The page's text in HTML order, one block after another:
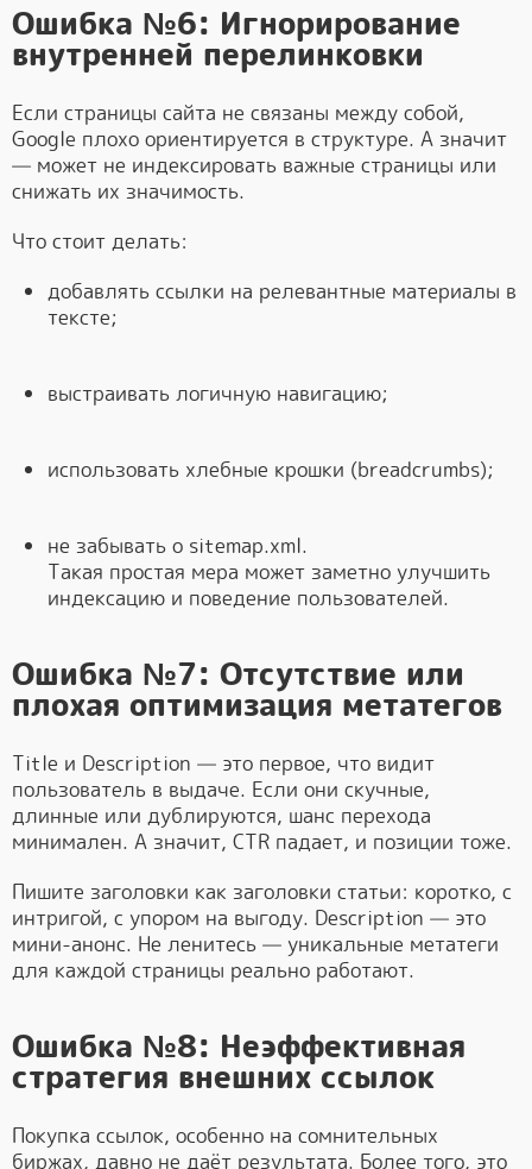
Ошибка №6: Игнорирование
внутренней перелинковки
Если страницы сайта не связаны между собой,
Google плохо ориентируется в структуре. А значит
— может не индексировать важные страницы или
снижать их значимость.
Что стоит делать:
добавлять ссылки на релевантные материалы в
тексте;
выстраивать логичную навигацию;
использовать хлебные крошки (breadcrumbs);
не забывать о sitemap.xml.
Такая простая мера может заметно улучшить
индексацию и поведение пользователей.
Ошибка №7: Отсутствие или
плохая оптимизация метатегов
Title и Description — это первое, что видит
пользователь в выдаче. Если они скучные,
длинные или дублируются, шанс перехода
минимален. А значит, CTR падает, и позиции тоже.
Пишите заголовки как заголовки статьи: коротко, с
интригой, с упором на выгоду. Description — это
мини-анонс. Не ленитесь — уникальные метатеги
для каждой страницы реально работают.
Ошибка №8: Неэффективная
стратегия внешних ссылок
Покупка ссылок, особенно на сомнительных
биржах, давно не даёт результата. Более того, это